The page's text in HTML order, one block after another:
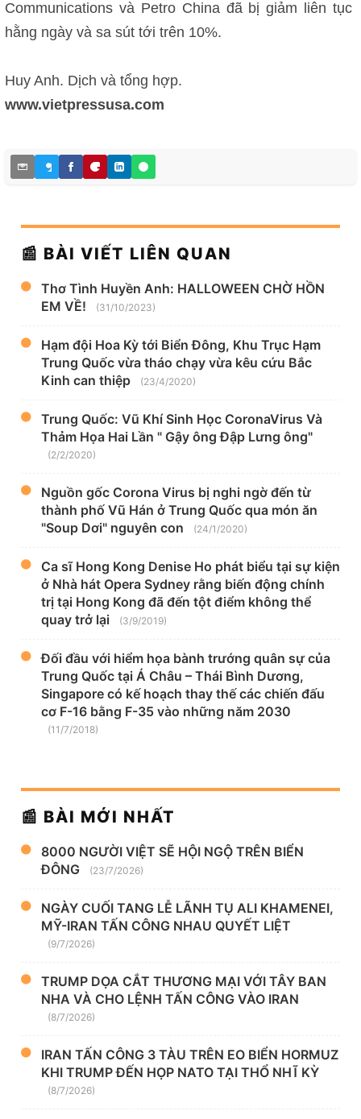
Communications và Petro China đã bị giảm liên tục
hằng ngày và sa sút tới trên 10%.
Huy Anh. Dịch và tổng hợp.
www.vietpressusa.com
📰 BÀI VIẾT LIÊN QUAN
Thơ Tình Huyền Anh: HALLOWEEN CHỜ HỒN
EM VỀ!
(31/10/2023)
Hạm đội Hoa Kỳ tới Biển Đông, Khu Trục Hạm
Trung Quốc vừa tháo chạy vừa kêu cứu Bắc
Kinh can thiệp
(23/4/2020)
Trung Quốc: Vũ Khí Sinh Học CoronaVirus Và
Thảm Họa Hai Lần " Gậy ông Đập Lưng ông"
(2/2/2020)
Nguồn gốc Corona Virus bị nghi ngờ đến từ
thành phố Vũ Hán ở Trung Quốc qua món ăn
"Soup Dơi" nguyên con
(24/1/2020)
Ca sĩ Hong Kong Denise Ho phát biểu tại sự kiện
ở Nhà hát Opera Sydney rằng biến động chính
trị tại Hong Kong đã đến tột điểm không thể
quay trở lại
(3/9/2019)
Đối đầu với hiểm họa bành trướng quân sự của
Trung Quốc tại Á Châu – Thái Bình Dương,
Singapore có kế hoạch thay thế các chiến đấu
cơ F-16 bằng F-35 vào những năm 2030
(11/7/2018)
📰 BÀI MỚI NHẤT
8000 NGƯỜI VIỆT SẼ HỘI NGỘ TRÊN BIỂN
ĐÔNG
(23/7/2026)
NGÀY CUỐI TANG LỄ LÃNH TỤ ALI KHAMENEI,
MỸ-IRAN TẤN CÔNG NHAU QUYẾT LIỆT
(9/7/2026)
TRUMP DỌA CẮT THƯƠNG MẠI VỚI TÂY BAN
NHA VÀ CHO LỆNH TẤN CÔNG VÀO IRAN
(8/7/2026)
IRAN TẤN CÔNG 3 TÀU TRÊN EO BIỂN HORMUZ
KHI TRUMP ĐẾN HỌP NATO TẠI THỔ NHĨ KỲ
(8/7/2026)